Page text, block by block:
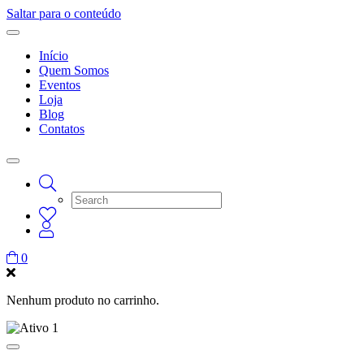
Saltar para o conteúdo
Início
Quem Somos
Eventos
Loja
Blog
Contatos
0
Nenhum produto no carrinho.